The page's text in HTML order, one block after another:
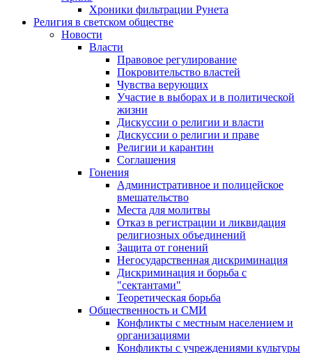
Хроники фильтрации Рунета
Религия в светском обществе
Новости
Власти
Правовое регулирование
Покровительство властей
Чувства верующих
Участие в выборах и в политической
жизни
Дискуссии о религии и власти
Дискуссии о религии и праве
Религии и карантин
Соглашения
Гонения
Административное и полицейское
вмешательство
Места для молитвы
Отказ в регистрации и ликвидация
религиозных объединений
Защита от гонений
Негосударственная дискриминация
Дискриминация и борьба с
"сектантами"
Теоретическая борьба
Общественность и СМИ
Конфликты с местным населением и
организациями
Конфликты с учреждениями культуры